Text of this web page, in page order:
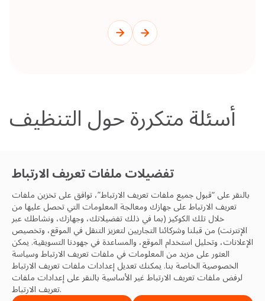
تفضيلات ملفات تعريف الارتباط
بالنقر على “قبول جميع ملفات تعريف الارتباط”، توافق على تخزين ملفات
تعريف الارتباط على جهازك ومعالجة المعلومات التي تحصل عليها من
خلال تلك الكوكيز (بما في ذلك تفضيلاتك، وجهازك، ونشاطك عبر
الإنترنت) من قبلنا وشركائنا التجاريين لتعزيز التنقل في الموقع، وتخصيص
الإعلانات، وتحليل استخدام الموقع، والمساعدة في جهودنا التسويقية. يمكن
العثور على مزيد من المعلومات في ملفات تعريف الارتباط وسياسة
الخصوصية الخاصة بنا. يمكنك تعديل إعدادات ملفات تعريف الارتباط
لرفض ملفات تعريف الارتباط غير الأساسية بالنقر على إعدادات ملفات
تعريف الارتباط.
أسئلة متكررة حول التنظيف
تواصل مع فريق التنظيف
الخاص بك
نحن جاهزون لمساعدتك في تقديم أفضل التجارب
والممارسات والإنتاجية والمرونة، والنتائج. نتطلع للتواصل
معك.